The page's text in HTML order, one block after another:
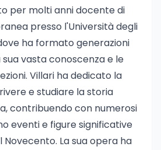
per molti anni docente di
presso l'Università degli
ha formato generazioni
vasta conoscenza e le
Villari ha dedicato la
e studiare la storia
contribuendo con numerosi
eventi e figure significative
La sua opera ha